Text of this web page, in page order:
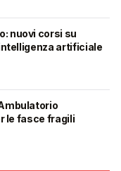
nuovi corsi su
artificiale
le fasce fragili